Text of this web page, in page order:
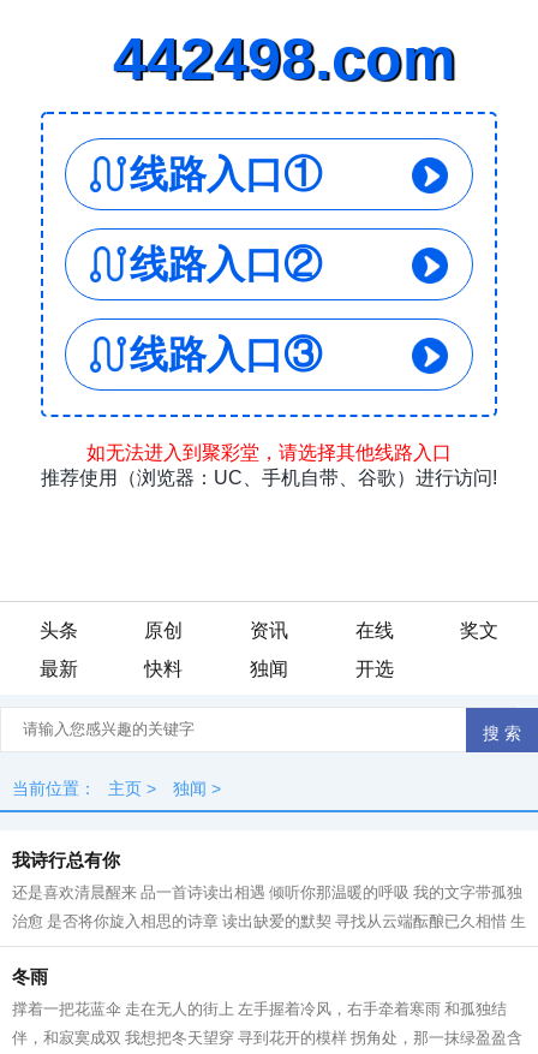
头条 原创 资讯 在线
奖文
最新
快料 独闻 开选
当前位置： 主页 > 独闻 >
我诗行总有你
还是喜欢清晨醒来 品一首诗读出相遇 倾听你那温暖的呼吸 我的文字带孤独
治愈 是否将你旋入相思的诗章 读出缺爱的默契 寻找从云端酝酿已久相惜 生
命中那人，会不会把我弄丢？ 这...
冬雨
撑着一把花蓝伞 走在无人的街上 左手握着冷风，右手牵着寒雨 和孤独结
伴，和寂寞成双 我想把冬天望穿 寻到花开的模样 拐角处，那一抹绿盈盈含